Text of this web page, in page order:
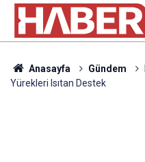
Anasayfa Gündem
Yürekleri Isıtan Destek